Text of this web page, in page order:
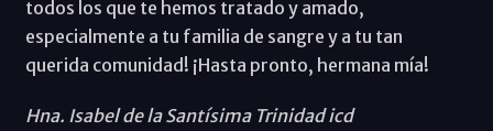
todos los que te hemos tratado y amado,
especialmente a tu familia de sangre y a tu tan
querida comunidad! ¡Hasta pronto, hermana mía!
Hna. Isabel de la Santísima Trinidad icd